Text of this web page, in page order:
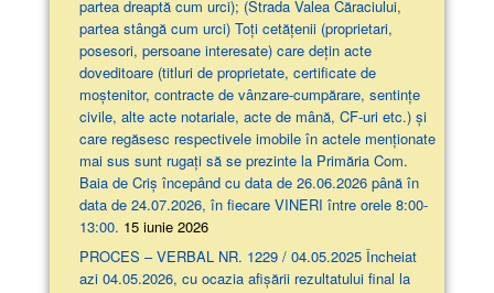
partea dreaptă cum urci); (Strada Valea Căraciului,
partea stângă cum urci) Toți cetățenii (proprietari,
posesori, persoane interesate) care dețin acte
doveditoare (titluri de proprietate, certificate de
moștenitor, contracte de vânzare-cumpărare, sentințe
civile, alte acte notariale, acte de mână, CF-uri etc.) și
care regăsesc respectivele imobile în actele menționate
mai sus sunt rugați să se prezinte la Primăria Com.
Baia de Criș începând cu data de 26.06.2026 până în
data de 24.07.2026, în fiecare VINERI între orele 8:00-
13:00. 15 iunie 2026
PROCES – VERBAL NR. 1229 / 04.05.2025 Încheiat
azi 04.05.2026, cu ocazia afişării rezultatului final la